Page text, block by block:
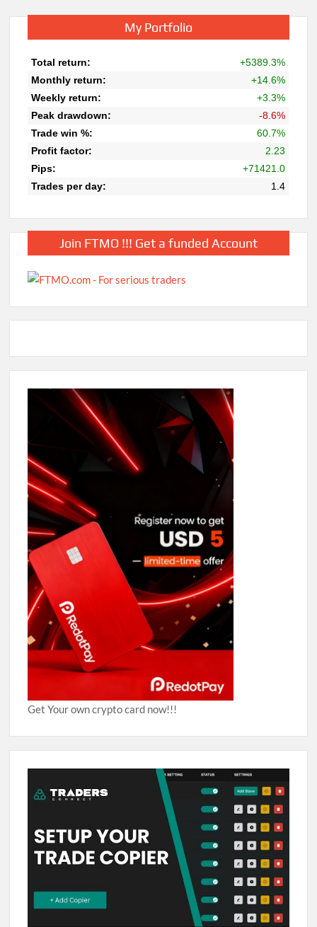
My Portfolio
Join FTMO !!! Get a funded Account
Get Your own crypto card now!!!